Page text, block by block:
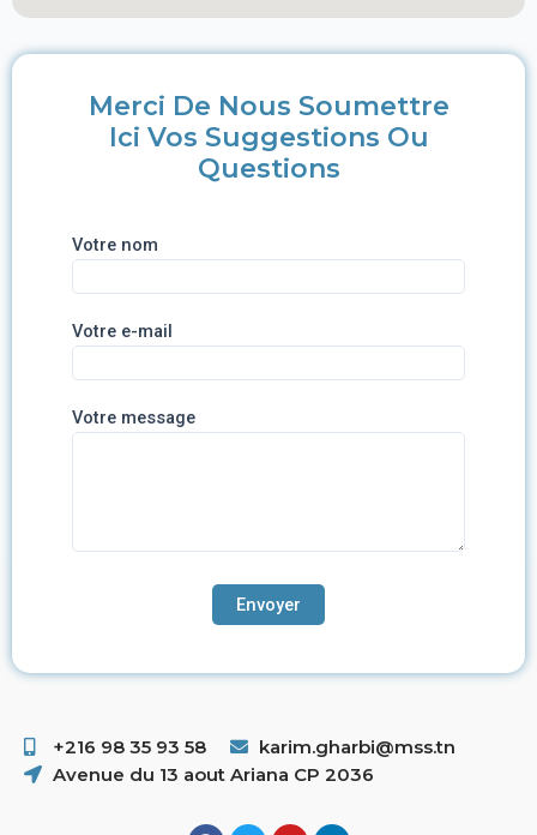
Merci De Nous Soumettre
Ici Vos Suggestions Ou
Questions
Votre nom
Votre e-mail
Votre message
+216 98 35 93 58 ​
karim.gharbi@mss.tn
Avenue du 13 aout Ariana CP 2036